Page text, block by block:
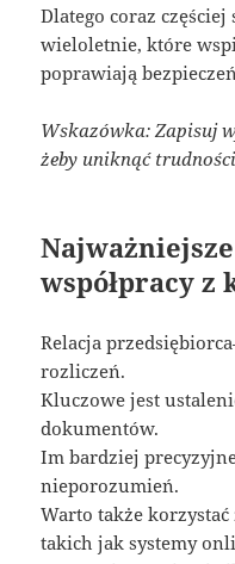
Dlatego coraz
wieloletnie, które
poprawiają
Wskazówka: Zapisuj
żeby uniknąć
współpracy z
Relacja
rozliczeń.
Kluczowe jest
dokumentów.
Im bardziej
nieporozumień.
Warto także
takich jak systemy